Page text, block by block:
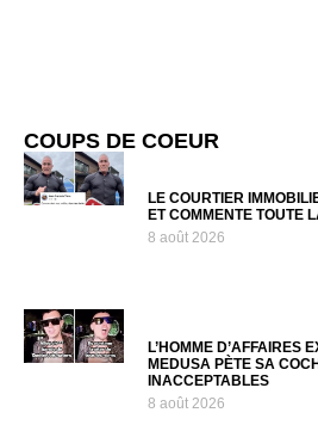
COUPS DE COEUR
LE COURTIER
ET COMMENTE TOUTE
8 août 2026
L’HOMME D’AFFAIRES
MEDUSA PÈTE SA
INACCEPTABLES
8 août 2026